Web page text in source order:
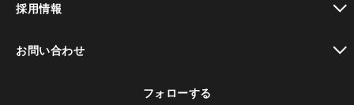
採用情報
お問い合わせ
フォローする